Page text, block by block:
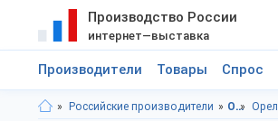
Производство России
интернет—выставка
Производители Товары Спрос
Российские производители Орловская область Орел